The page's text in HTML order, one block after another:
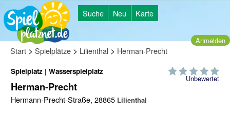
Suche Neu Karte
Anmelden
Start > Spielplätze > Lilienthal > Herman-Precht
Unbewertet
Spielplatz | Wasserspielplatz
Herman-Precht
Hermann-Precht-Straße, 28865 Lilienthal